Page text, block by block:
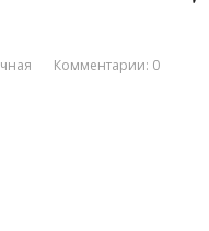
Комментарии: 0